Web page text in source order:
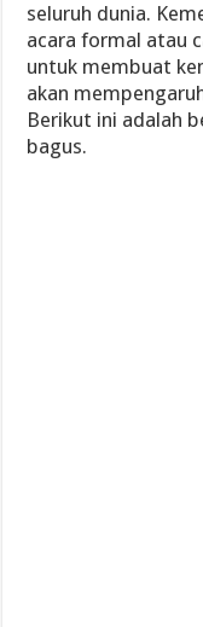
seluruh dunia.
acara formal atau
untuk membuat
akan
Berikut ini adalah
bagus.